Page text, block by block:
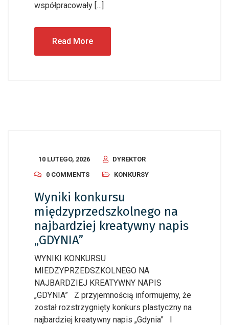
współpracowały […]
Read More
10 LUTEGO, 2026
DYREKTOR
0 COMMENTS
KONKURSY
Wyniki konkursu
międzyprzedszkolnego na
najbardziej kreatywny napis
„GDYNIA”
WYNIKI KONKURSU
MIEDZYPRZEDSZKOLNEGO NA
NAJBARDZIEJ KREATYWNY NAPIS
„GDYNIA” Z przyjemnością informujemy, że
został rozstrzygnięty konkurs plastyczny na
najbardziej kreatywny napis „Gdynia” I